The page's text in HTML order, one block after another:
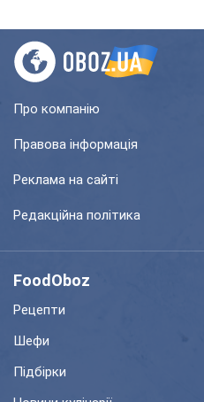
Про компанію
Правова інформація
Реклама на сайті
Редакційна політика
FoodOboz
Рецепти
Шефи
Підбірки